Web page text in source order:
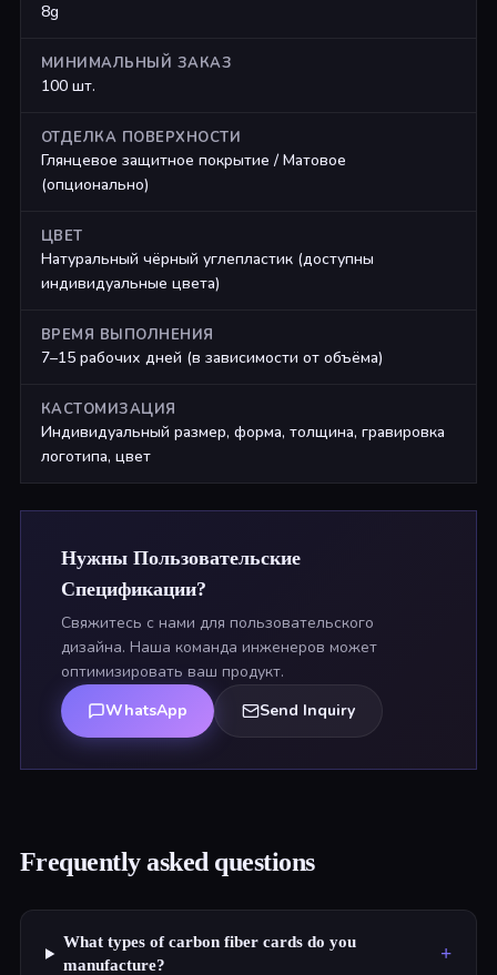
8g
МИНИМАЛЬНЫЙ ЗАКАЗ
100 шт.
ОТДЕЛКА ПОВЕРХНОСТИ
Глянцевое защитное покрытие / Матовое
(опционально)
ЦВЕТ
Натуральный чёрный углепластик (доступны
индивидуальные цвета)
ВРЕМЯ ВЫПОЛНЕНИЯ
7–15 рабочих дней (в зависимости от объёма)
КАСТОМИЗАЦИЯ
Индивидуальный размер, форма, толщина, гравировка
логотипа, цвет
Нужны Пользовательские
Спецификации?
Свяжитесь с нами для пользовательского
дизайна. Наша команда инженеров может
оптимизировать ваш продукт.
WhatsApp
Send Inquiry
Frequently asked questions
What types of carbon fiber cards do you
manufacture?
+